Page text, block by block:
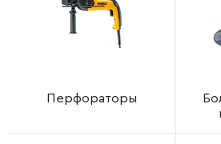
Перфораторы